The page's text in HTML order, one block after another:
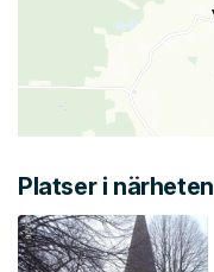
Platser i närheten